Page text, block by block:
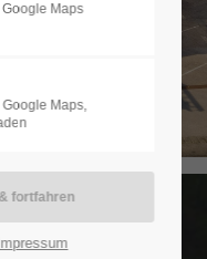
Maps
Maps,
Impressum